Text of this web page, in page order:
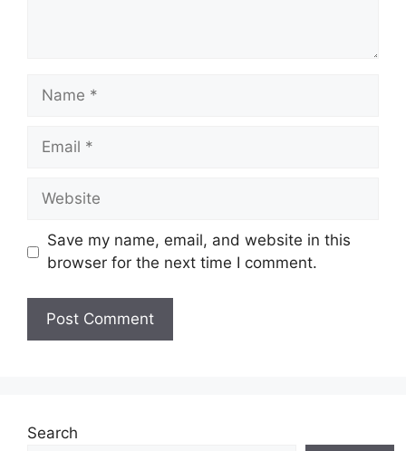
Name
Email
Website
Save my name, email, and website in this
browser for the next time I comment.
Search